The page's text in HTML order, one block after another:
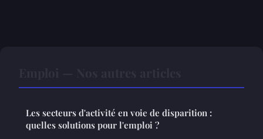
Les secteurs d'activité en voie de disparition :
quelles solutions pour l'emploi ?